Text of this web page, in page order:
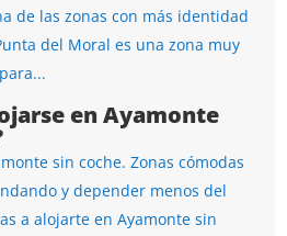
de las zonas con más identidad
del Moral es una zona muy
en Ayamonte
sin coche. Zonas cómodas
y depender menos del
a alojarte en Ayamonte sin